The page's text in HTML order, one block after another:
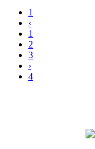
1
‹
1
2
3
›
4